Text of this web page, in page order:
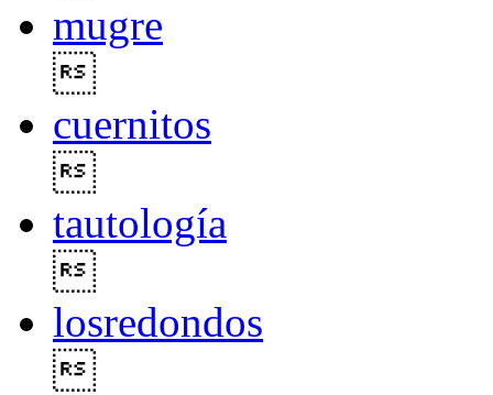
mugre
cuernitos
tautología
losredondos